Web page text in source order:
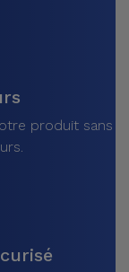
produit sans